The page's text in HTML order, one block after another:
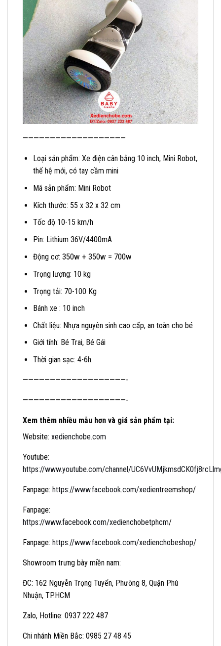
———————————————————
Loại sản phẩm: Xe điện cân bằng 10 inch, Mini Robot,
thế hệ mới, có tay cầm mini
Mã sản phẩm: Mini Robot
Kích thước: 55 x 32 x 32 cm
Tốc độ 10-15 km/h
Pin: Lithium 36V/4400mA
Động cơ: 350w + 350w = 700w
Trọng lượng: 10 kg
Trọng tải: 70-100 Kg
Bánh xe : 10 inch
Chất liệu: Nhựa nguyên sinh cao cấp, an toàn cho bé
Giới tính: Bé Trai, Bé Gái
Thời gian sạc: 4-6h.
———————————————————-
———————————————————-
Xem thêm nhiều mẫu hơn và giá sản phẩm tại:
Website: xedienchobe.com
Youtube:
https://www.youtube.com/channel/
Fanpage: https://www.facebook.com/xedientreemshop/
Fanpage:
https://www.facebook.com/xedienchobetphcm/
Fanpage: https://www.facebook.com/xedienchobeshop/
Showroom trưng bày miền nam:
ĐC: 162 Nguyễn Trọng Tuyển, Phường 8, Quận Phú
Nhuận, TP.HCM
Zalo, Hotline: 0937 222 487
Chi nhánh Miền Bắc: 0985 27 48 45